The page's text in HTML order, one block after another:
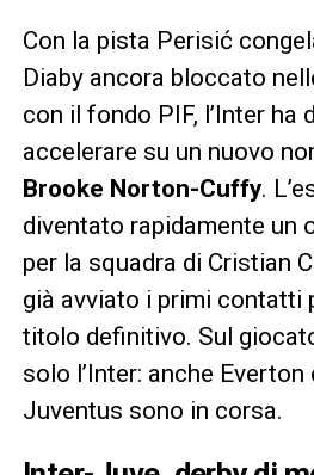
Con la pista Perisić
Diaby ancora bloccato
con il fondo PIF, l’Inter ha
accelerare su un nuovo
Brooke Norton-Cuffy.
diventato rapidamente un
per la squadra di Cristian
già avviato i primi contatti
titolo definitivo. Sul
solo l’Inter: anche
Juventus sono in corsa.